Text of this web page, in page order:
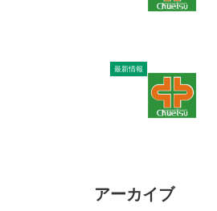
最新情報
アーカイブ